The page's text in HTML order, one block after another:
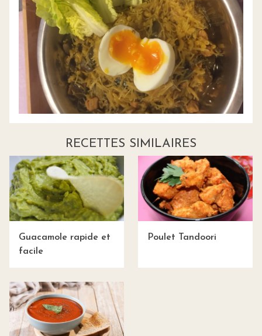
RECETTES SIMILAIRES
Guacamole rapide et
facile
Poulet Tandoori